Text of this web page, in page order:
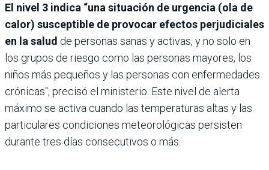
El nivel 3 indica “una situación de urgencia (ola de
calor) susceptible de provocar efectos perjudiciales
en la salud de personas sanas y activas, y no solo en
los grupos de riesgo como las personas mayores, los
niños más pequeños y las personas con enfermedades
crónicas", precisó el ministerio. Este nivel de alerta
máximo se activa cuando las temperaturas altas y las
particulares condiciones meteorológicas persisten
durante tres días consecutivos o más.